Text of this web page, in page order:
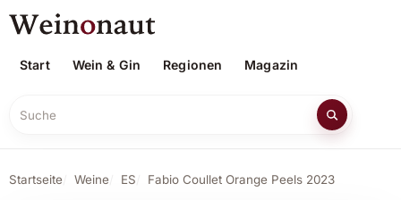
Start Wein & Gin Regionen Magazin
Suche
Startseite Weine ES Fabio Coullet Orange Peels 2023